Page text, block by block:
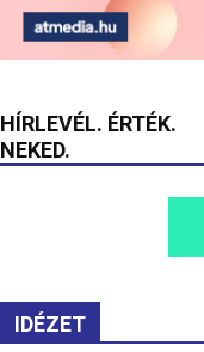
HÍRLEVÉL. ÉRTÉK.
NEKED.
IDÉZET